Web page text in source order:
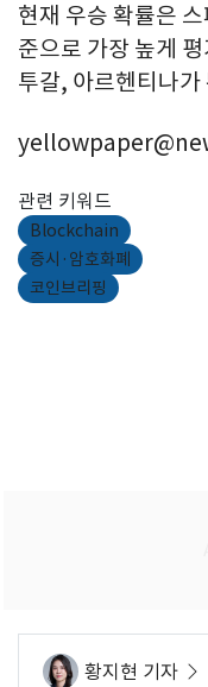
현재 우승 확률은
준으로 가장 높게
투갈, 아르헨티나가
관련 키워드
Blockchain
증시·암호화폐
코인브리핑
황지현 기자